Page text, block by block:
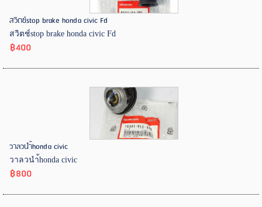
สวิตช์stop brake honda civic Fd
สวิตช์stop brake honda civic Fd
฿400
วาลวนำ้honda civic
วาลวนำ้honda civic
฿800